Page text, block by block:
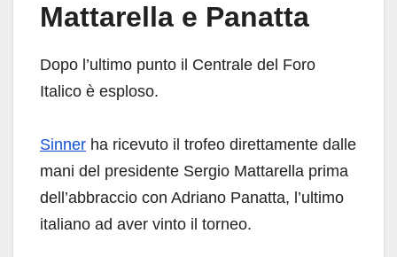
Mattarella e Panatta
Dopo l’ultimo punto il Centrale del Foro
Italico è esploso.
Sinner ha ricevuto il trofeo direttamente dalle
mani del presidente Sergio Mattarella prima
dell’abbraccio con Adriano Panatta, l’ultimo
italiano ad aver vinto il torneo.